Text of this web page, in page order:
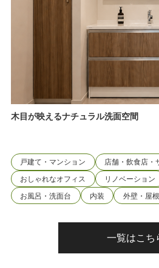
木目が映えるナチュラル洗面空間
戸建て・マンション
店舗・飲食店・
おしゃれなオフィス
リノベーション
お風呂・洗面台
内装 外壁・屋根
一覧はこち